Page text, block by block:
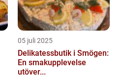
05 juli 2025
Delikatessbutik i Smögen:
En smakupplevelse
utöver...